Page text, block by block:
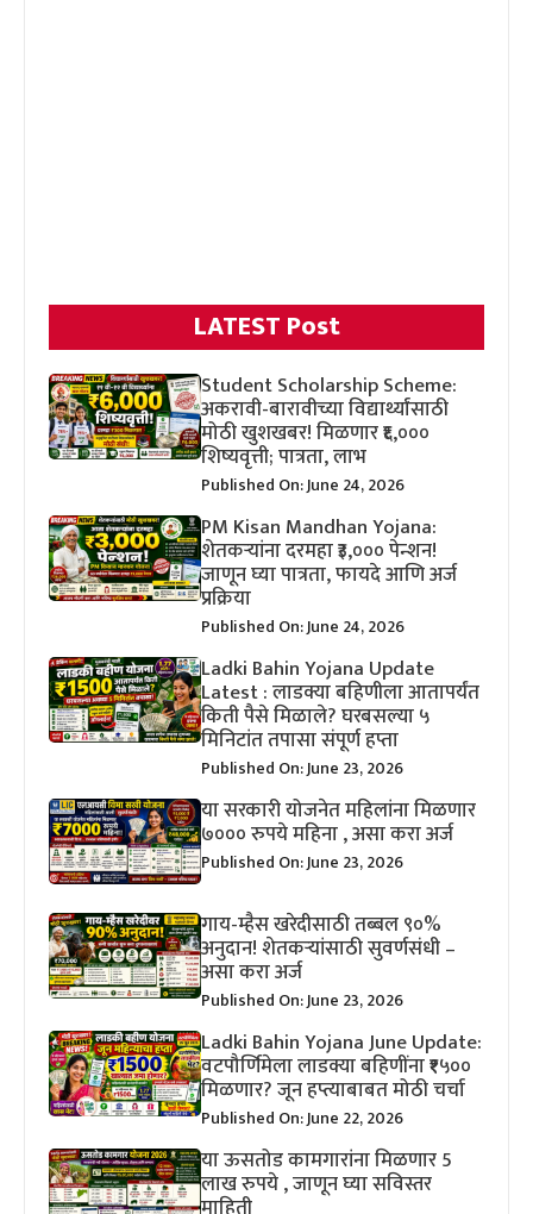
LATEST Post
Student Scholarship Scheme:
अकरावी-बारावीच्या विद्यार्थ्यांसाठी
मोठी खुशखबर! मिळणार ₹६,०००
शिष्यवृत्ती; पात्रता, लाभ
Published On: June 24, 2026
PM Kisan Mandhan Yojana:
शेतकऱ्यांना दरमहा ₹३,००० पेन्शन!
जाणून घ्या पात्रता, फायदे आणि अर्ज
प्रक्रिया
Published On: June 24, 2026
Ladki Bahin Yojana Update
Latest : लाडक्या बहिणीला आतापर्यंत
किती पैसे मिळाले? घरबसल्या ५
मिनिटांत तपासा संपूर्ण हप्ता
Published On: June 23, 2026
या सरकारी योजनेत महिलांना मिळणार
७००० रुपये महिना , असा करा अर्ज
Published On: June 23, 2026
गाय-म्हैस खरेदीसाठी तब्बल ९०%
अनुदान! शेतकऱ्यांसाठी सुवर्णसंधी –
असा करा अर्ज
Published On: June 23, 2026
Ladki Bahin Yojana June Update:
वटपौर्णिमेला लाडक्या बहिणींना ₹१५००
मिळणार? जून हप्त्याबाबत मोठी चर्चा
Published On: June 22, 2026
या ऊसतोड कामगारांना मिळणार 5
लाख रुपये , जाणून घ्या सविस्तर